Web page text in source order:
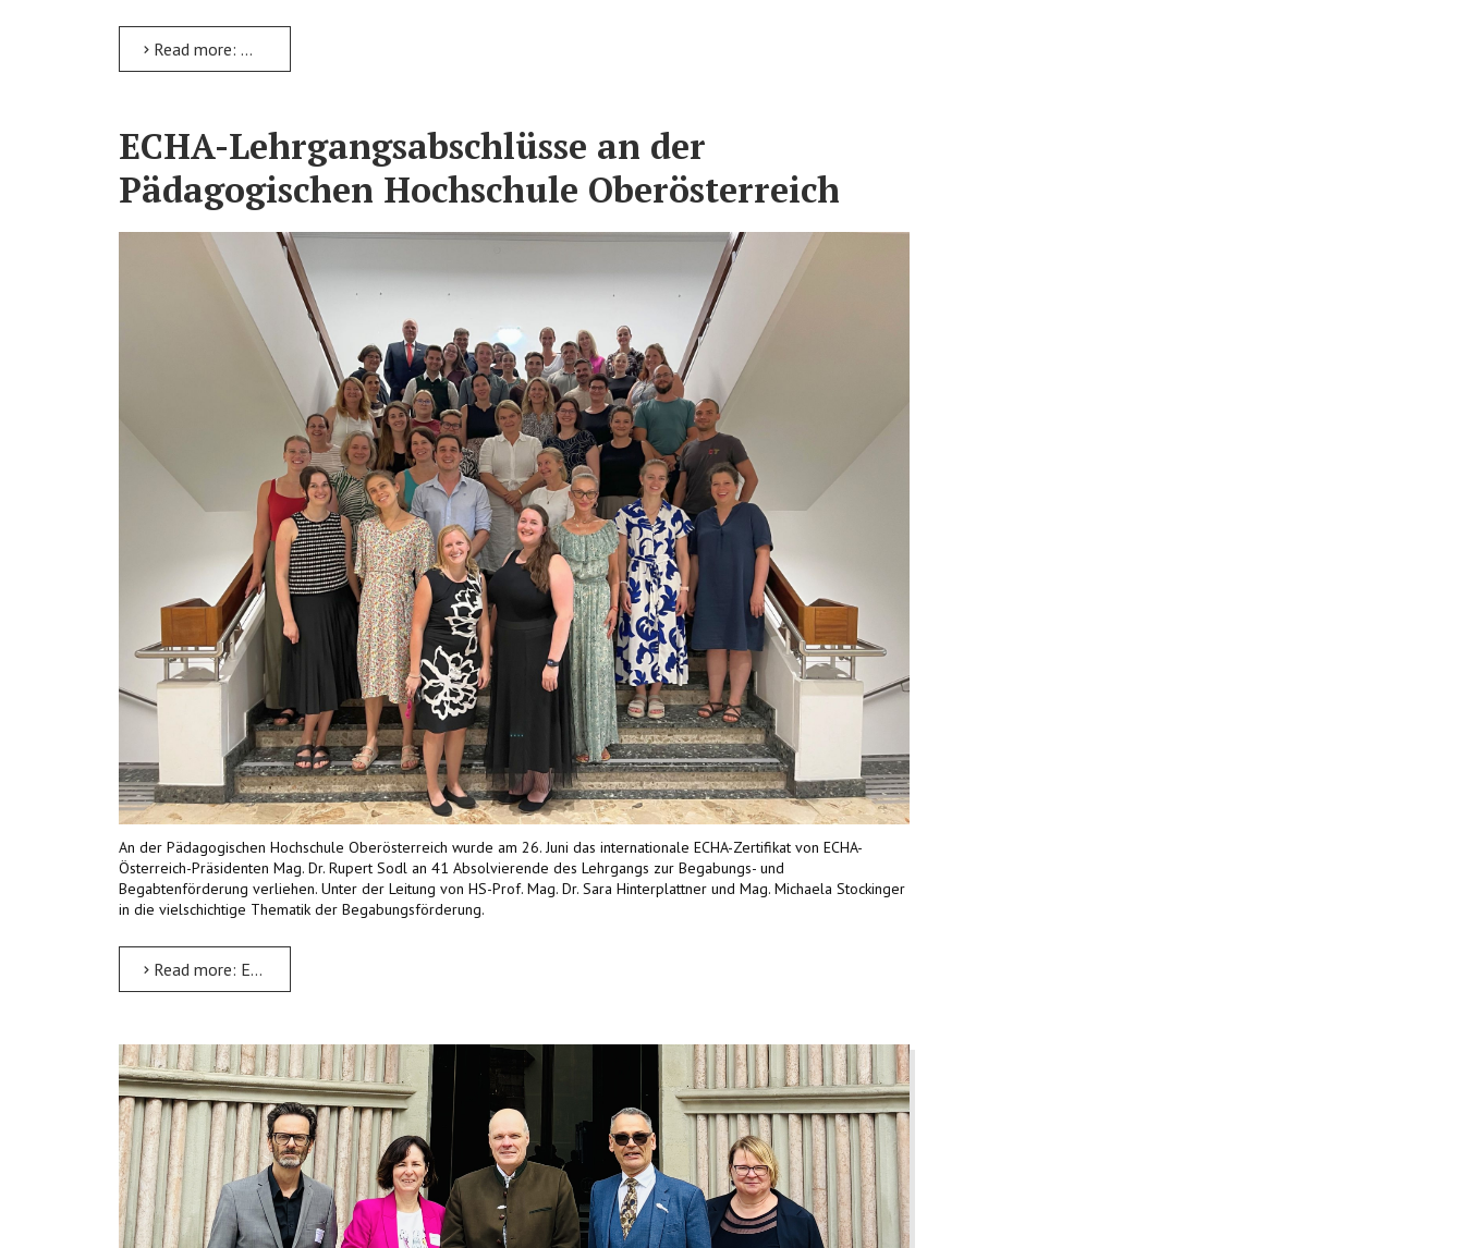
Read more: Neuer Vorstand bei ECHA-Österreich
ECHA-Lehrgangsabschlüsse an der
Pädagogischen Hochschule Oberösterreich
An der Pädagogischen Hochschule Oberösterreich wurde am 26. Juni das internationale ECHA-Zertifikat von ECHA-
Österreich-Präsidenten Mag. Dr. Rupert Sodl an 41 Absolvierende des Lehrgangs zur Begabungs- und
Begabtenförderung verliehen. Unter der Leitung von HS-Prof. Mag. Dr. Sara Hinterplattner und Mag. Michaela Stockinger
in die vielschichtige Thematik der Begabungsförderung.
Read more: ECHA-Lehrgangsabschlüsse an der Pädagogischen Hochschule Oberösterreich